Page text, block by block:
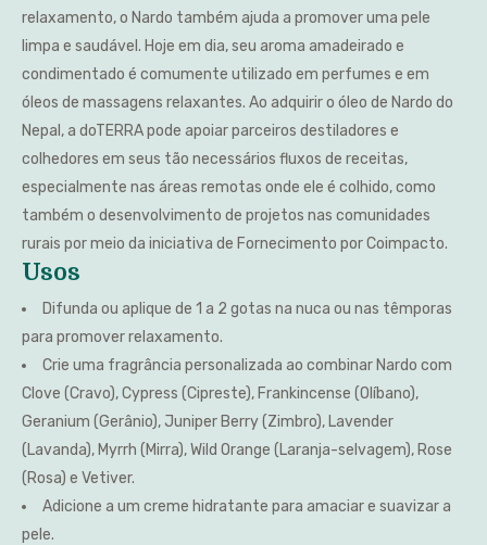
relaxamento, o Nardo também ajuda a promover uma pele
limpa e saudável. Hoje em dia, seu aroma amadeirado e
condimentado é comumente utilizado em perfumes e em
óleos de massagens relaxantes. Ao adquirir o óleo de Nardo do
Nepal, a doTERRA pode apoiar parceiros destiladores e
colhedores em seus tão necessários fluxos de receitas,
especialmente nas áreas remotas onde ele é colhido, como
também o desenvolvimento de projetos nas comunidades
rurais por meio da iniciativa de Fornecimento por Coimpacto.
Usos
Difunda ou aplique de 1 a 2 gotas na nuca ou nas têmporas
para promover relaxamento.
Crie uma fragrância personalizada ao combinar Nardo com
Clove (Cravo), Cypress (Cipreste), Frankincense (Olíbano),
Geranium (Gerânio), Juniper Berry (Zimbro), Lavender
(Lavanda), Myrrh (Mirra), Wild Orange (Laranja-selvagem), Rose
(Rosa) e Vetiver.
Adicione a um creme hidratante para amaciar e suavizar a
pele.